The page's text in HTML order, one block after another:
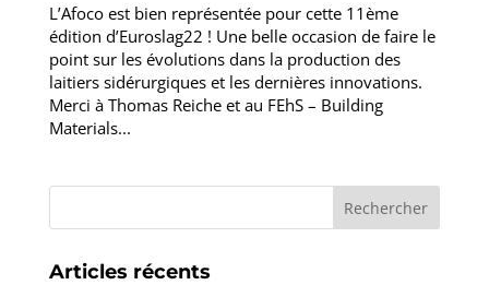
L’Afoco est bien représentée pour cette 11ème
édition d’Euroslag22 ! Une belle occasion de faire le
point sur les évolutions dans la production des
laitiers sidérurgiques et les dernières innovations.
Merci à Thomas Reiche et au FEhS – Building
Materials...
Rechercher
Articles récents